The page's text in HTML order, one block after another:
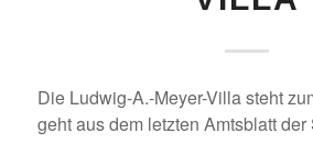
Die Ludwig-A.-Meyer-Villa steht
geht aus dem letzten Amtsblatt